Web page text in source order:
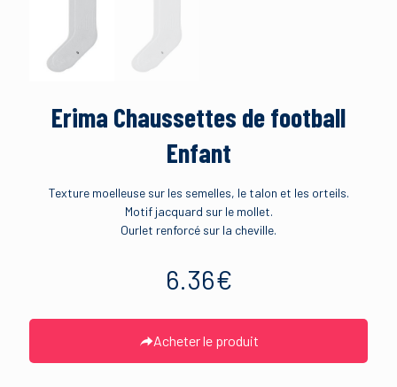
Erima Chaussettes de football
Enfant
Texture moelleuse sur les semelles, le talon et les orteils.
Motif jacquard sur le mollet.
Ourlet renforcé sur la cheville.
6.36€
Acheter le produit